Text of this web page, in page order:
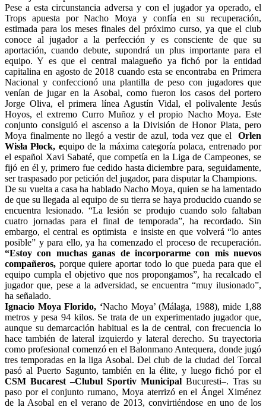
Pese a esta circunstancia adversa y con el jugador ya operado, el
Trops apuesta por Nacho Moya y confía en su recuperación,
estimada para los meses finales del próximo curso, ya que el club
conoce al jugador a la perfección y es consciente de que su
aportación, cuando debute, supondrá un plus importante para el
equipo. Y es que el central malagueño ya fichó por la entidad
capitalina en agosto de 2018 cuando esta se encontraba en Primera
Nacional y confeccionó una plantilla de peso con jugadores que
venían de jugar en la Asobal, como fueron los casos del portero
Jorge Oliva, el primera línea Agustín Vidal, el polivalente Jesús
Hoyos, el extremo Curro Muñoz y el propio Nacho Moya. Este
conjunto consiguió el ascenso a la División de Honor Plata, pero
Moya finalmente no llegó a vestir de azul, toda vez que el
Orlen
Wisła Płock, equipo de la máxima categoría polaca, entrenado por
el español Xavi Sabaté, que competía en la Liga de Campeones, se
fijó en él y, primero fue cedido hasta diciembre para, seguidamente,
ser traspasado por petición del jugador, para disputar la Champions.
De su vuelta a casa ha hablado Nacho Moya, quien se ha lamentado
de que su llegada al equipo de su tierra se haya producido cuando se
encuentra lesionado. “La lesión se produjo cuando solo faltaban
cuatro jornadas para el final de temporada”, ha recordado. Sin
embargo, el central es optimista e insiste en que volverá “lo antes
posible” y para ello, ya ha comenzado el proceso de recuperación.
“Estoy con muchas ganas de incorporarme con mis nuevos
compañeros, porque quiere aportar todo lo que pueda para que el
equipo cumpla el objetivo que nos propongamos”, ha recalcado el
jugador que, pese a la adversidad, se encuentra “muy ilusionado”,
ha señalado.
Ignacio Moya Florido, ‘Nacho Moya’ (Málaga, 1988), mide 1,88
metros y pesa 94 kilos. Se trata de un experimentado jugador que,
aunque su demarcación habitual es la de central, con frecuencia lo
hace también de lateral izquierdo y lateral derecho. Su trayectoria
como profesional comenzó en el Balonmano Antequera, donde jugó
tres temporadas en la liga Asobal. Del club de la ciudad del Torcal
pasó al Puerto Sagunto, también en la élite, y luego fichó por el
CSM Bucarest –Clubul Sportiv Municipal Bucuresti–. Tras su
paso por el conjunto rumano, Moya aterrizó en el Ángel Ximénez
de la Asobal en el verano de 2013, convirtiéndose en uno de los